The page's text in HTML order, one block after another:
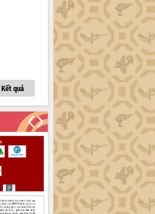
Kết quả